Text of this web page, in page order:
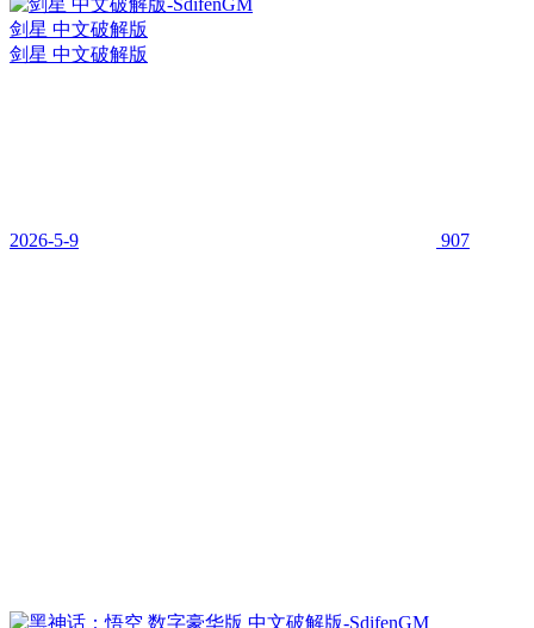
剑星 中文破解版
剑星 中文破解版
2026-5-9 907